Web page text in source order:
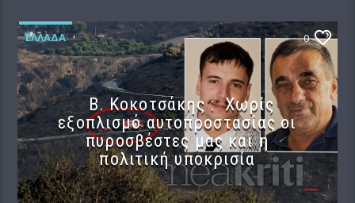
ΕΛΛΆΔΑ 0
Β. Κοκοτσάκης : Χωρίς
εξοπλισμό αυτοπροστασίας οι
πυροσβέστες μας και η
πολιτική υποκρισία